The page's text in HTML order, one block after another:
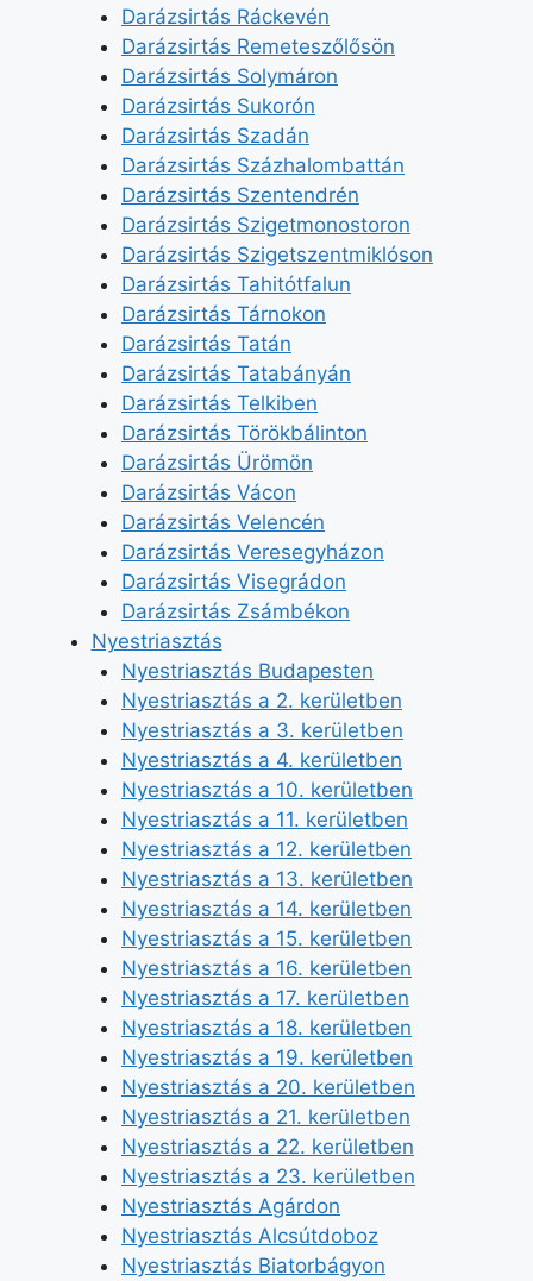
Darázsirtás Ráckevén
Darázsirtás Remeteszőlősön
Darázsirtás Solymáron
Darázsirtás Sukorón
Darázsirtás Szadán
Darázsirtás Százhalombattán
Darázsirtás Szentendrén
Darázsirtás Szigetmonostoron
Darázsirtás Szigetszentmiklóson
Darázsirtás Tahitótfalun
Darázsirtás Tárnokon
Darázsirtás Tatán
Darázsirtás Tatabányán
Darázsirtás Telkiben
Darázsirtás Törökbálinton
Darázsirtás Ürömön
Darázsirtás Vácon
Darázsirtás Velencén
Darázsirtás Veresegyházon
Darázsirtás Visegrádon
Darázsirtás Zsámbékon
Nyestriasztás
Nyestriasztás Budapesten
Nyestriasztás a 2. kerületben
Nyestriasztás a 3. kerületben
Nyestriasztás a 4. kerületben
Nyestriasztás a 10. kerületben
Nyestriasztás a 11. kerületben
Nyestriasztás a 12. kerületben
Nyestriasztás a 13. kerületben
Nyestriasztás a 14. kerületben
Nyestriasztás a 15. kerületben
Nyestriasztás a 16. kerületben
Nyestriasztás a 17. kerületben
Nyestriasztás a 18. kerületben
Nyestriasztás a 19. kerületben
Nyestriasztás a 20. kerületben
Nyestriasztás a 21. kerületben
Nyestriasztás a 22. kerületben
Nyestriasztás a 23. kerületben
Nyestriasztás Agárdon
Nyestriasztás Alcsútdoboz
Nyestriasztás Biatorbágyon